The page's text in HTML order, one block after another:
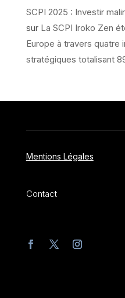
SCPI 2025 : Investir
sur La SCPI Iroko Zen
Europe à travers quatre
stratégiques totalisant
Mentions Légales
Contact